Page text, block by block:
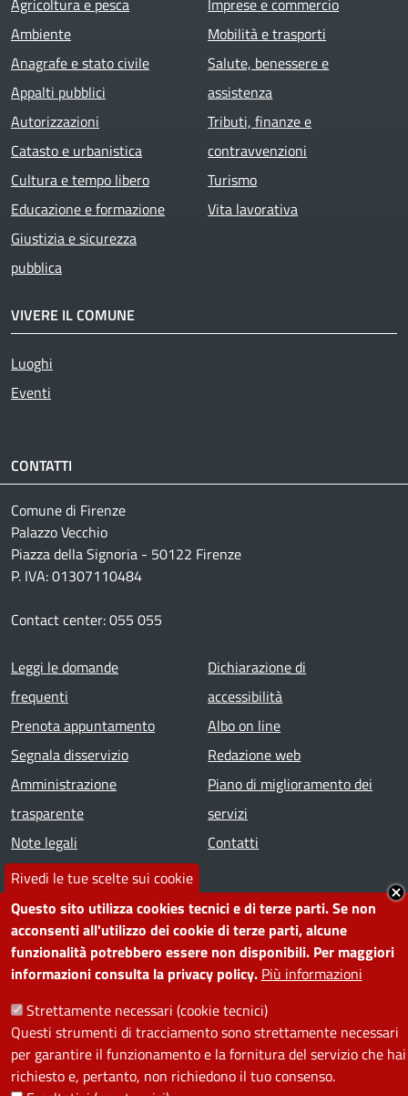
Rivedi le tue scelte sui cookie
Questo sito utilizza cookies tecnici e di terze parti. Se non
acconsenti all'utilizzo dei cookie di terze parti, alcune
funzionalità potrebbero essere non disponibili. Per maggiori
informazioni consulta la privacy policy. Più informazioni
Strettamente necessari (cookie tecnici)
Questi strumenti di tracciamento sono strettamente necessari
per garantire il funzionamento e la fornitura del servizio che hai
richiesto e, pertanto, non richiedono il tuo consenso.
Agricoltura e pesca
Ambiente
Anagrafe e stato civile
Appalti pubblici
Autorizzazioni
Catasto e urbanistica
Cultura e tempo libero
Educazione e formazione
Giustizia e sicurezza
pubblica
Imprese e commercio
Mobilità e trasporti
Salute, benessere e
assistenza
Tributi, finanze e
contravvenzioni
Turismo
Vita lavorativa
VIVERE IL COMUNE
Luoghi
Eventi
CONTATTI
Comune di Firenze
Palazzo Vecchio
Piazza della Signoria - 50122 Firenze
P. IVA: 01307110484
Contact center: 055 055
Footer menu
Leggi le domande
frequenti
Prenota appuntamento
Segnala disservizio
Amministrazione
trasparente
Note legali
Dichiarazione di
accessibilità
Albo on line
Redazione web
Piano di miglioramento dei
servizi
Contatti
SEGUICI SU
Facebook
Instagram
YouTube
Telegram
WhatsApp
TwitterLinkedin
Useful links section
La Privacy nel Comune
PRIVACY